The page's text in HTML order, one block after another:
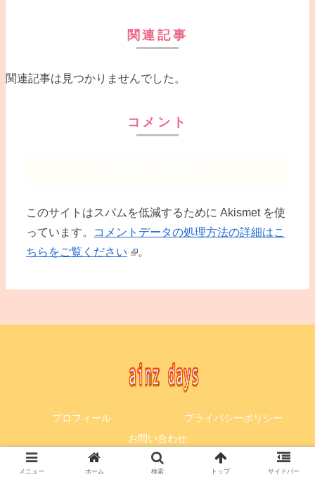
関連記事
関連記事は見つかりませんでした。
コメント
このサイトはスパムを低減するために Akismet を使
っています。
コメントデータの処理方法の詳細はこ
ちらをご覧ください
。
プロフィール
プライバシーポリシー
お問い合わせ
© 2017-2026 ainz days.
メニュー ホーム 検索 トップ サイドバー